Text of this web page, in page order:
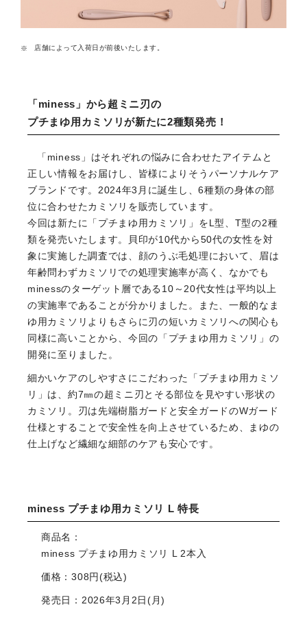
店舗によって入荷日が前後いたします。
「miness」から超ミニ刃の
プチまゆ用カミソリが新たに2種類発売！
「miness」はそれぞれの悩みに合わせたアイテムと
正しい情報をお届けし、皆様によりそうパーソナルケア
ブランドです。2024年3月に誕生し、6種類の身体の部
位に合わせたカミソリを販売しています。
今回は新たに「プチまゆ用カミソリ」をL型、T型の2種
類を発売いたします。貝印が10代から50代の女性を対
象に実施した調査では、顔のうぶ毛処理において、眉は
年齢問わずカミソリでの処理実施率が高く、なかでも
minessのターゲット層である10～20代女性は平均以上
の実施率であることが分かりました。また、一般的なま
ゆ用カミソリよりもさらに刃の短いカミソリへの関心も
同様に高いことから、今回の「プチまゆ用カミソリ」の
開発に至りました。
細かいケアのしやすさにこだわった「プチまゆ用カミソ
リ」は、約7㎜の超ミニ刃とそる部位を見やすい形状の
カミソリ。刃は先端樹脂ガードと安全ガードのWガード
仕様とすることで安全性を向上させているため、まゆの
仕上げなど繊細な細部のケアも安心です。
miness プチまゆ用カミソリ L 特長
商品名：
miness プチまゆ用カミソリ L 2本入
価格：308円(税込)
発売日：2026年3月2日(月)